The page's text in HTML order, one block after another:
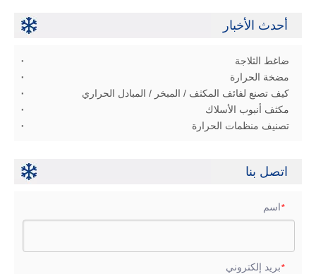
أحدث الأخبار
ضاغط الثلاجة
مضخة الحرارة
كيف تصنع لفائف المكثف / المبخر / المبادل الحراري
مكثف أنبوب الأسلاك
تصنيف منظمات الحرارة
اتصل بنا
*اسم
*بريد إلكتروني